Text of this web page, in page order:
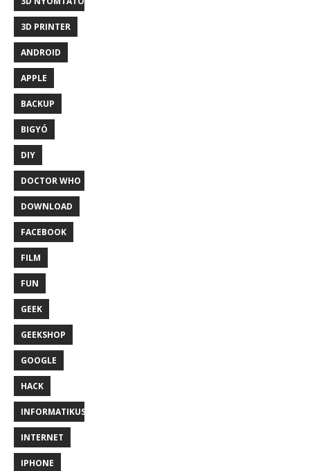
3D PRINTER
ANDROID
APPLE
BACKUP
BIGYÓ
DIY
DOCTOR WHO
DOWNLOAD
FACEBOOK
FILM
FUN
GEEK
GEEKSHOP
GOOGLE
HACK
INFORMATIKUS
INTERNET
IPHONE